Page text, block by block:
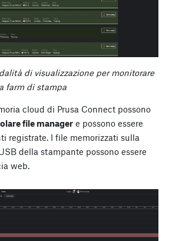
di visualizzazione per monitorare
farm di stampa
cloud di Prusa Connect possono
file manager e possono essere
registrate. I file memorizzati sulla
della stampante possono essere
web.